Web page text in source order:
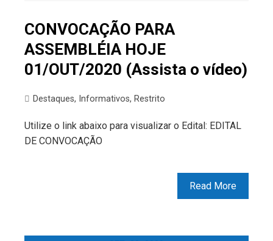
CONVOCAÇÃO PARA
ASSEMBLÉIA HOJE
01/OUT/2020 (Assista o vídeo)
Destaques, Informativos, Restrito
Utilize o link abaixo para visualizar o Edital: EDITAL
DE CONVOCAÇÃO
Read More